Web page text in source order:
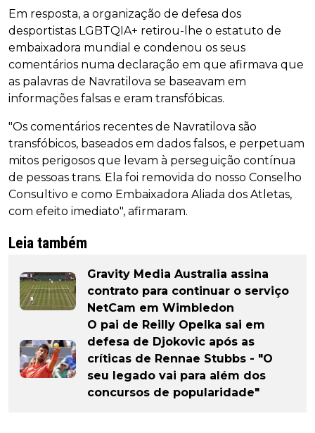
Em resposta, a organização de defesa dos
desportistas LGBTQIA+ retirou-lhe o estatuto de
embaixadora mundial e condenou os seus
comentários numa declaração em que afirmava que
as palavras de Navratilova se baseavam em
informações falsas e eram transfóbicas.
"Os comentários recentes de Navratilova são
transfóbicos, baseados em dados falsos, e perpetuam
mitos perigosos que levam à perseguição contínua
de pessoas trans. Ela foi removida do nosso Conselho
Consultivo e como Embaixadora Aliada dos Atletas,
com efeito imediato", afirmaram.
Leia também
Gravity Media Australia assina
contrato para continuar o serviço
NetCam em Wimbledon
O pai de Reilly Opelka sai em
defesa de Djokovic após as
críticas de Rennae Stubbs - "O
seu legado vai para além dos
concursos de popularidade"